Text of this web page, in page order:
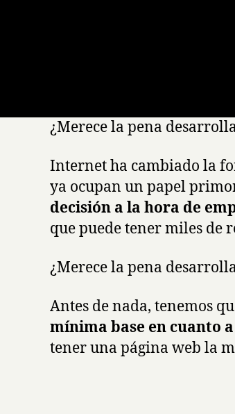
¿Merece la pena
Internet ha cambiado la
ya ocupan un papel
decisión a la hora de
que puede tener miles de
¿Merece la pena
Antes de nada, tenemos
mínima base en cuanto
tener una página web la